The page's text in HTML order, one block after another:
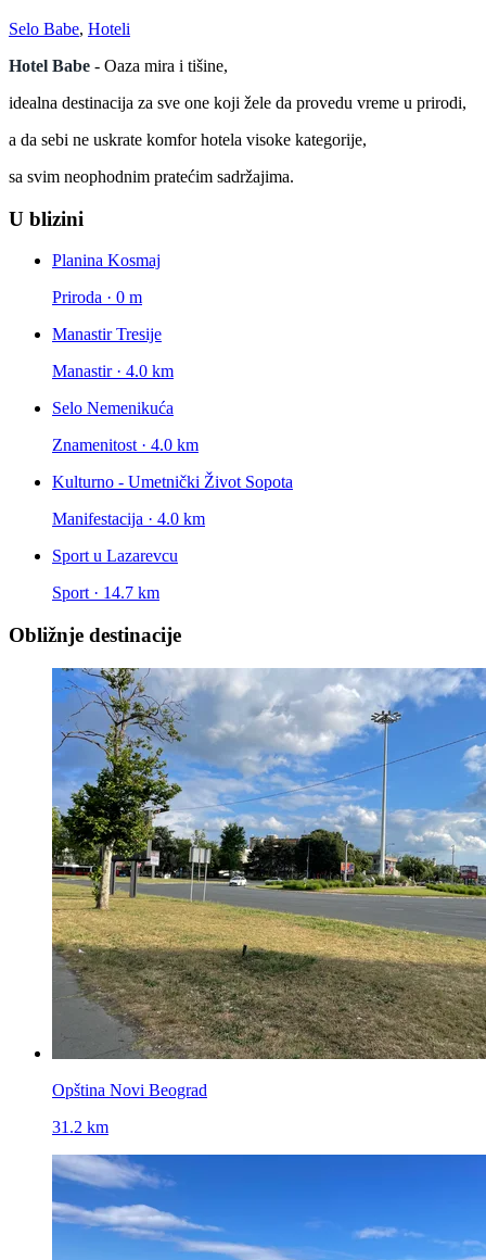
Selo Babe, Hoteli
Hotel Babe - Oaza mira i tišine,
idealna destinacija za sve one koji žele da provedu vreme u prirodi,
a da sebi ne uskrate komfor hotela visoke kategorije,
sa svim neophodnim pratećim sadržajima.
U blizini
Planina Kosmaj
Priroda · 0 m
Manastir Tresije
Manastir · 4.0 km
Selo Nemenikuća
Znamenitost · 4.0 km
Kulturno - Umetnički Život Sopota
Manifestacija · 4.0 km
Sport u Lazarevcu
Sport · 14.7 km
Obližnje destinacije
Opština Novi Beograd
31.2 km